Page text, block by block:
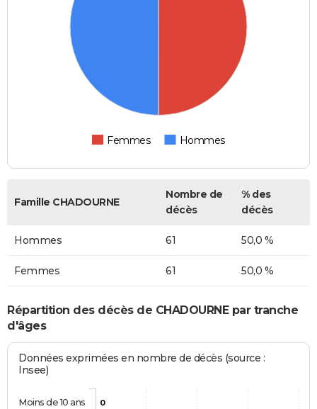
Femmes Hommes
Famille CHADOURNE
Nombre de
décès
% des
décès
Hommes 61 50,0 %
Femmes 61 50,0 %
Répartition des décès de CHADOURNE par tranche
d'âges
Données exprimées en nombre de décès (source :
Insee)
0
Moins de 10 ans